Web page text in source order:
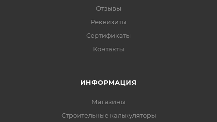
Отзывы
Реквизиты
Сертификаты
Контакты
ИНФОРМАЦИЯ
Магазины
Строительные калькуляторы